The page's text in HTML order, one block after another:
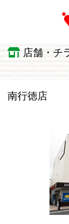
店舗・チ
南行徳店